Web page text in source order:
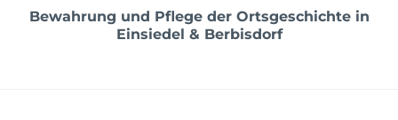
Bewahrung und Pflege der Ortsgeschichte in
Einsiedel & Berbisdorf